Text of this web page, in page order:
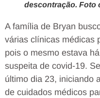
descontração. Foto
A família de Bryan
várias clínicas médicas
pois o mesmo estava
suspeita de covid-19.
último dia 23, iniciando
de cuidados médicos